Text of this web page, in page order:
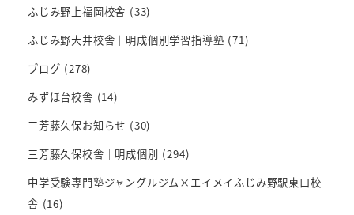
ふじみ野上福岡校舎 (33)
ふじみ野大井校舎｜明成個別学習指導塾 (71)
ブログ (278)
みずほ台校舎 (14)
三芳藤久保お知らせ (30)
三芳藤久保校舎｜明成個別 (294)
中学受験専門塾ジャングルジム×エイメイふじみ野駅東口校
舎 (16)